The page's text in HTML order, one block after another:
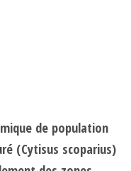
de population
(Cytisus scoparius)